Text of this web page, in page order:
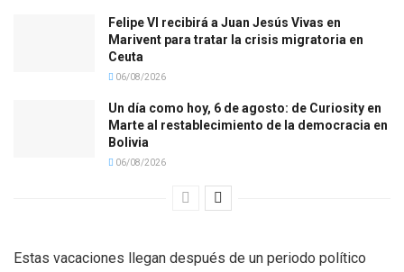
Felipe VI recibirá a Juan Jesús Vivas en
Marivent para tratar la crisis migratoria en
Ceuta
06/08/2026
Un día como hoy, 6 de agosto: de Curiosity en
Marte al restablecimiento de la democracia en
Bolivia
06/08/2026
Estas vacaciones llegan después de un periodo político